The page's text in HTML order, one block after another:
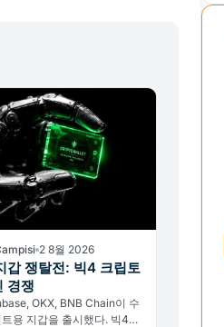
2 8월 2026
갑 쟁탈전: 빅4 크립토
경쟁
OKX, BNB Chain이 수
용 지갑을 출시했다. 빅4가